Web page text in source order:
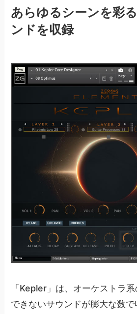
あらゆるシーンを彩
ンドを収録
「Kepler」は、オーケストラ
できないサウンドが膨大な数で